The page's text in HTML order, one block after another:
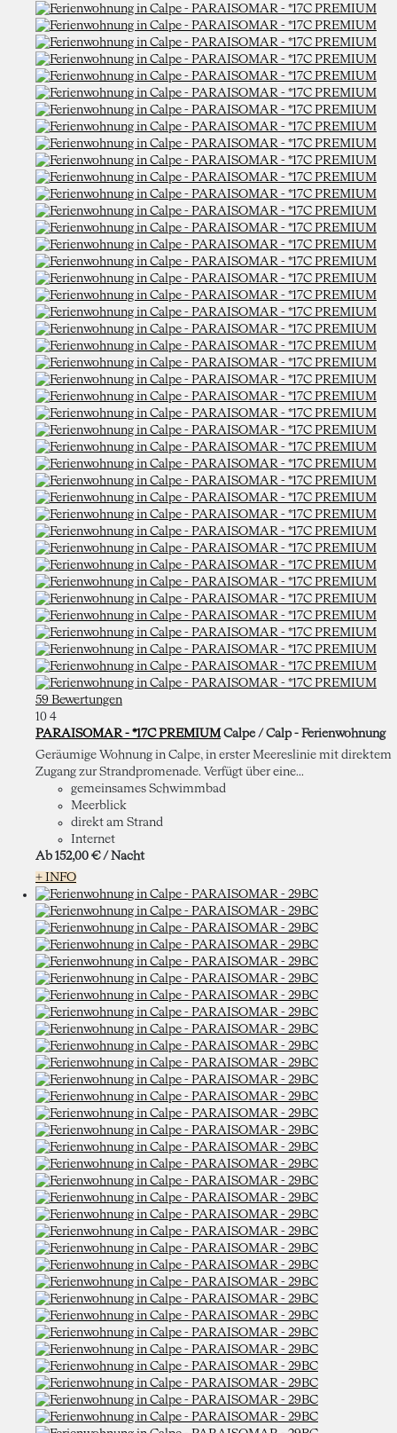
59 Bewertungen
10 4
PARAISOMAR - *17C PREMIUM Calpe / Calp - Ferienwohnung
Geräumige Wohnung in Calpe, in erster Meereslinie mit direktem
Zugang zur Strandpromenade. Verfügt über eine...
gemeinsames Schwimmbad
Meerblick
direkt am Strand
Internet
Ab 152,00 € / Nacht
+ INFO